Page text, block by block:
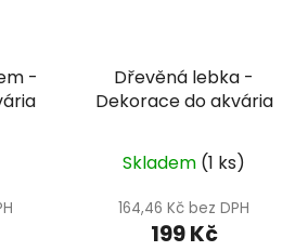
-
Dřevěná lebka -
Dekorace do akvária
Skladem (1 ks)
164,46 Kč bez DPH
199 Kč